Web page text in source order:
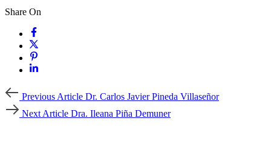
Share On
Previous
ArticlePrevious Article Dr. Carlos Javier Pineda Villaseñor
Next
ArticleNext Article Dra. Ileana Piña Demuner